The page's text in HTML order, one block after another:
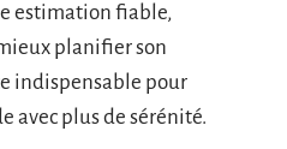
estimation fiable,
planifier son
indispensable pour
avec plus de sérénité.